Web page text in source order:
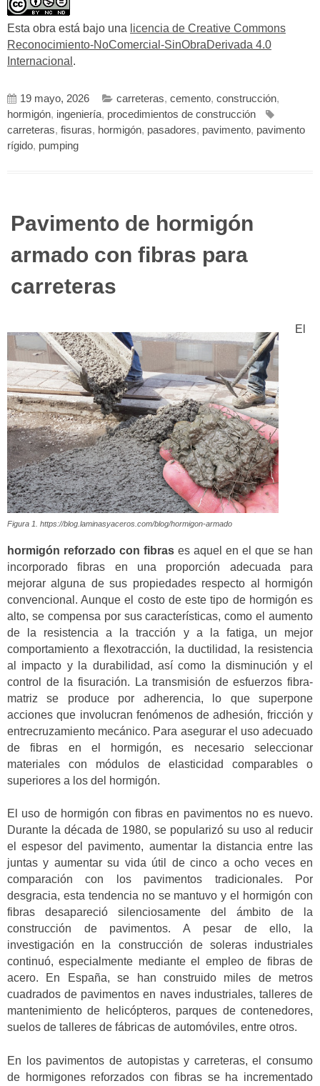
Esta obra está bajo una licencia de Creative Commons
Reconocimiento-NoComercial-SinObraDerivada 4.0
Internacional .
19 mayo, 2026 carreteras, cemento, construcción,
hormigón, ingeniería, procedimientos de construcción
carreteras, fisuras, hormigón, pasadores, pavimento, pavimento
rígido, pumping
Pavimento de hormigón
armado con fibras para
carreteras
Figura 1. https://blog.laminasyaceros.com/blog/hormigon-armado
El
hormigón reforzado con fibras es aquel en el que se han
incorporado fibras en una proporción adecuada para
mejorar alguna de sus propiedades respecto al hormigón
convencional. Aunque el costo de este tipo de hormigón es
alto, se compensa por sus características, como el aumento
de la resistencia a la tracción y a la fatiga, un mejor
comportamiento a flexotracción, la ductilidad, la resistencia
al impacto y la durabilidad, así como la disminución y el
control de la fisuración. La transmisión de esfuerzos fibra-
matriz se produce por adherencia, lo que superpone
acciones que involucran fenómenos de adhesión, fricción y
entrecruzamiento mecánico. Para asegurar el uso adecuado
de fibras en el hormigón, es necesario seleccionar
materiales con módulos de elasticidad comparables o
superiores a los del hormigón.
El uso de hormigón con fibras en pavimentos no es nuevo.
Durante la década de 1980, se popularizó su uso al reducir
el espesor del pavimento, aumentar la distancia entre las
juntas y aumentar su vida útil de cinco a ocho veces en
comparación con los pavimentos tradicionales. Por
desgracia, esta tendencia no se mantuvo y el hormigón con
fibras desapareció silenciosamente del ámbito de la
construcción de pavimentos. A pesar de ello, la
investigación en la construcción de soleras industriales
continuó, especialmente mediante el empleo de fibras de
acero. En España, se han construido miles de metros
cuadrados de pavimentos en naves industriales, talleres de
mantenimiento de helicópteros, parques de contenedores,
suelos de talleres de fábricas de automóviles, entre otros.
En los pavimentos de autopistas y carreteras, el consumo
de hormigones reforzados con fibras se ha incrementado